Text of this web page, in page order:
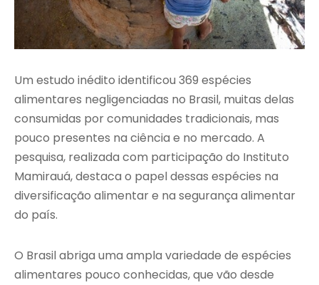
Um estudo inédito identificou 369 espécies
alimentares negligenciadas no Brasil, muitas delas
consumidas por comunidades tradicionais, mas
pouco presentes na ciência e no mercado. A
pesquisa, realizada com participação do Instituto
Mamirauá, destaca o papel dessas espécies na
diversificação alimentar e na segurança alimentar
do país.
O Brasil abriga uma ampla variedade de espécies
alimentares pouco conhecidas, que vão desde